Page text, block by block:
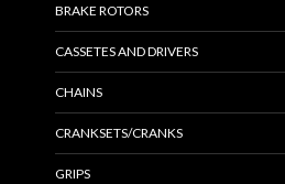
BRAKE ROTORS
CASSETES AND DRIVERS
CHAINS
CRANKSETS/CRANKS
GRIPS